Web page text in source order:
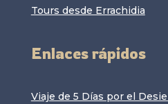
Tours desde Errachidia
Enlaces rápidos
Viaje de 5 Días por el